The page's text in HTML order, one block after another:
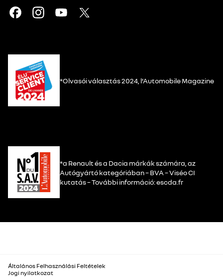
*Olvasói választás 2024, l’Automobile Magazine
*a Renault és a Dacia márkák számára, az
Autógyártó kategóriában – BVA – Viséo CI
kutatás – További információ: escda.fr
Általános Felhasználási Feltételek
Jogi nyilatkozat